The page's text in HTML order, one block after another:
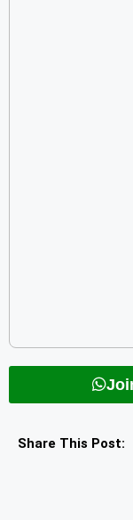
Share This Post: